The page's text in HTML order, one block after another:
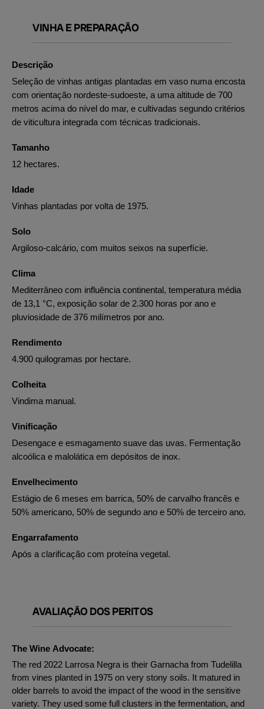
VINHA E PREPARAÇÃO
Descrição
Seleção de vinhas antigas plantadas em vaso numa encosta
com orientação nordeste-sudoeste, a uma altitude de 700
metros acima do nível do mar, e cultivadas segundo critérios
de viticultura integrada com técnicas tradicionais.
Tamanho
12 hectares.
Idade
Vinhas plantadas por volta de 1975.
Solo
Argiloso-calcário, com muitos seixos na superfície.
Clima
Mediterrâneo com influência continental, temperatura média
de 13,1 °C, exposição solar de 2.300 horas por ano e
pluviosidade de 376 milímetros por ano.
Rendimento
4.900 quilogramas por hectare.
Colheita
Vindima manual.
Vinificação
Desengace e esmagamento suave das uvas. Fermentação
alcoólica e malolática em depósitos de inox.
Envelhecimento
Estágio de 6 meses em barrica, 50% de carvalho francês e
50% americano, 50% de segundo ano e 50% de terceiro ano.
Engarrafamento
Após a clarificação com proteína vegetal.
AVALIAÇÃO DOS PERITOS
The Wine Advocate:
The red 2022 Larrosa Negra is their Garnacha from Tudelilla
from vines planted in 1975 on very stony soils. It matured in
older barrels to avoid the impact of the wood in the sensitive
variety. They used some full clusters in the fermentation, and